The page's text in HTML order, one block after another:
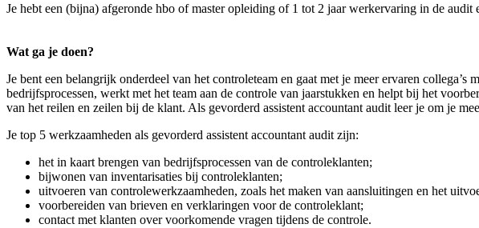
Je hebt een (bijna) afgeronde hbo of master opleiding of 1 tot 2 jaar werkervaring in de
Wat ga je doen?
Je bent een belangrijk onderdeel van het controleteam en gaat met je meer ervaren
bedrijfsprocessen, werkt met het team aan de controle van jaarstukken en helpt bij het
van het reilen en zeilen bij de klant. Als gevorderd assistent accountant audit leer je om je
Je top 5 werkzaamheden als gevorderd assistent accountant audit zijn:
het in kaart brengen van bedrijfsprocessen van de controleklanten;
bijwonen van inventarisaties bij controleklanten;
uitvoeren van controlewerkzaamheden, zoals het maken van aansluitingen en het
voorbereiden van brieven en verklaringen voor de controleklant;
contact met klanten over voorkomende vragen tijdens de controle.